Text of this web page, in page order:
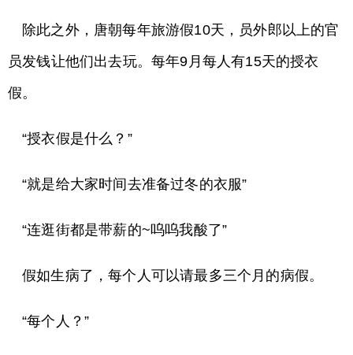
除此之外，唐朝每年旅游假10天，员外郎以上的官
员发钱让他们出去玩。每年9月每人有15天的授衣
假。
“授衣假是什么？”
“就是给大家时间去准备过冬的衣服”
“连逛街都是带薪的~呜呜我酸了”
假如生病了，每个人可以请最多三个月的病假。
“每个人？”